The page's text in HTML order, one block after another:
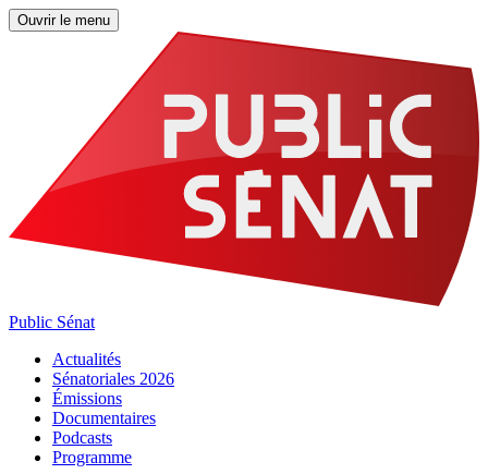
Ouvrir le menu
Public Sénat
Actualités
Sénatoriales 2026
Émissions
Documentaires
Podcasts
Programme